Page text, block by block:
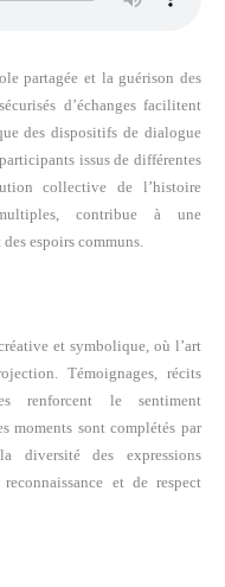
partagée et la guérison des
d’échanges facilitent
des dispositifs de dialogue
issus de différentes
collective de l’histoire
contribue à une
espoirs communs.
et symbolique, où l’art
Témoignages, récits
renforcent le sentiment
moments sont complétés par
diversité des expressions
et de respect